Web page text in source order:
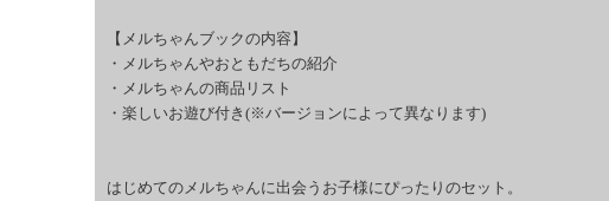
【メルちゃんブックの内容】
・メルちゃんやおともだちの紹介
・メルちゃんの商品リスト
・楽しいお遊び付き(※バージョンによって異なります)
はじめてのメルちゃんに出会うお子様にぴったりのセット。